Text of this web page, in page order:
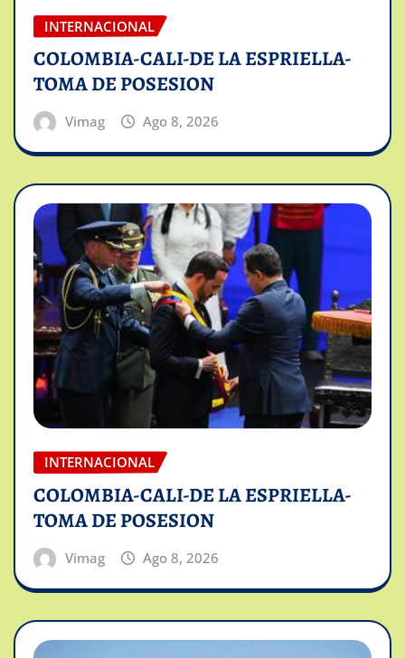
INTERNACIONAL
COLOMBIA-CALI-DE LA ESPRIELLA-
TOMA DE POSESION
Vimag Ago 8, 2026
INTERNACIONAL
COLOMBIA-CALI-DE LA ESPRIELLA-
TOMA DE POSESION
Vimag Ago 8, 2026